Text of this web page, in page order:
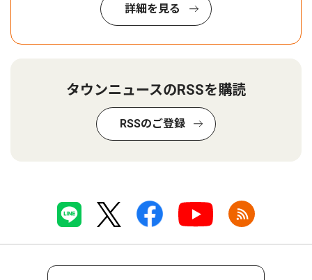
詳細を見る
タウンニュースのRSSを購読
RSSのご登録